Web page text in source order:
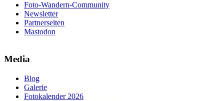
Foto-Wandern-Community
Newsletter
Partnerseiten
Mastodon
Media
Blog
Galerie
Fotokalender 2026